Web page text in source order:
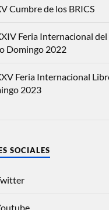
Cumbre de los BRICS
Feria Internacional
Domingo 2022
Feria Internacional
2023
SOCIALES